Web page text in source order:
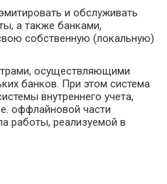
и обслуживать
а также банками,
собственную (локальную)
осуществляющими
банков. При этом система
внутреннего учета,
оффлайновой части
работы, реализуемой в